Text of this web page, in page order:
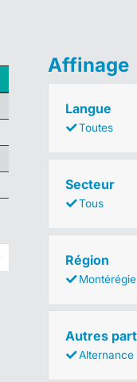
Affinage
Langue
Toutes
Secteur
Tous
Région
Montérégie
Autres